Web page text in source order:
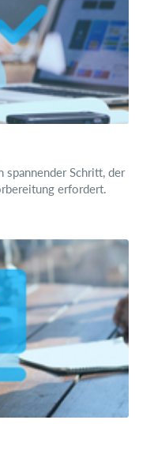
spannender Schritt, der
erfordert.